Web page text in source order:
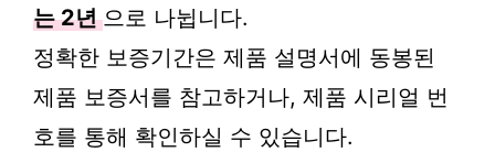
는 2년 으로 나뉩니다.
정확한 보증기간은 제품 설명서에 동봉된
제품 보증서를 참고하거나, 제품 시리얼 번
호를 통해 확인하실 수 있습니다.